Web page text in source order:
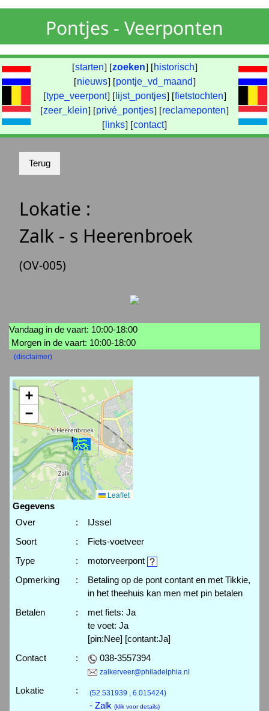
Pontjes - Veerponten
[starten] [zoeken] [ historisch]
[nieuws] [pontje_vd_maand]
[type_veerpont] [ lijst_pontjes] [fietstochten]
[zeer_klein] [privé_pontjes] [reclameponten]
[ links] [contact]
Lokatie :
Zalk - s Heerenbroek
(OV-005)
Vandaag in de vaart: 10:00-18:00
Morgen in de vaart: 10:00-18:00
(disclaimer)
+
−
Leaflet
Gegevens
Over
:
IJssel
Soort
:
Fiets-voetveer
Type
:
motorveerpont
Opmerking
:
Betaling op de pont contant en met Tikkie,
in het theehuis kan men met pin betalen
Betalen
:
met fiets: Ja
te voet: Ja
[pin:Nee] [contant:Ja]
Contact
: 038-3557394
zalkerveer@philadelphia.nl
Lokatie : (52.531939 , 6.015424)
- Zalk (klik voor details)